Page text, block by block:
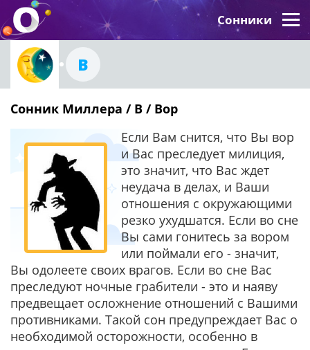
Сонники
В
Сонник Миллера / В / Вор
Если Вам снится, что Вы вор
и Вас преследует милиция,
это значит, что Вас ждет
неудача в делах, и Ваши
отношения с окружающими
резко ухудшатся. Если во сне
Вы сами гонитесь за вором
или поймали его - значит,
Вы одолеете своих врагов. Если во сне Вас
преследуют ночные грабители - это и наяву
предвещает осложнение отношений с Вашими
противниками. Такой сон предупреждает Вас о
необходимой осторожности, особенно в